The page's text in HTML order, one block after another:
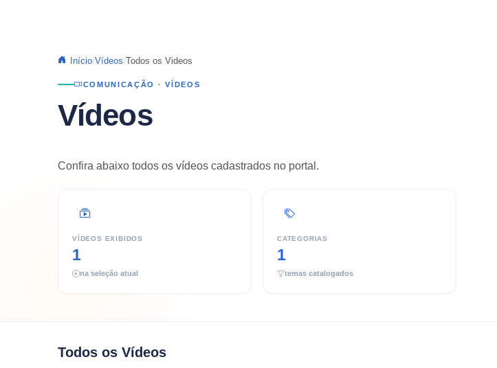
Início Vídeos Todos os Videos
COMUNICAÇÃO · VÍDEOS
Vídeos
Confira abaixo todos os vídeos cadastrados no portal.
VÍDEOS EXIBIDOS
1
na seleção atual
CATEGORIAS
1
temas catalogados
Todos os Vídeos